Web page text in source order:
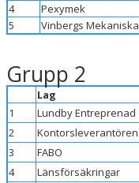
4
Pexymek
5
Vinbergs Mekaniska
Grupp 2
Lag
1
Lundby Entreprenad
2
Kontorsleverantören
3
FABO
4
Länsförsäkringar